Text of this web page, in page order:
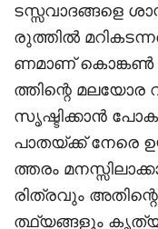
ടസ്സവാദങ്ങളെ
രുത്തിൽ
ണമാണ് കൊങ്കൺ
ത്തിന്റെ മലയോര
സൃഷ്ടിക്കാൻ
പാതയ്ക്ക് നേരെ
ത്തരം
രിത്രവും
ത്ഥ്യങ്ങളും